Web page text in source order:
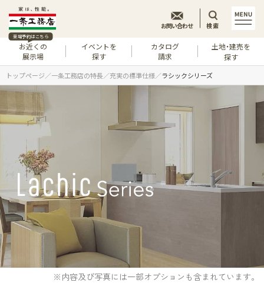
来場予約はこちら
お近くの
展示場
イベントを
探す
カタログ
請求
土地・建売を
探す
お問い合わせ 検索
トップページ 一条工務店の特長 充実の標準仕様 ラシックシリーズ
※内容及び写真には一部オプションも含まれています。